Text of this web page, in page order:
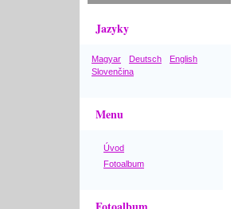
Jazyky
Magyar Deutsch
English
Slovenčina
Menu
Úvod
Fotoalbum